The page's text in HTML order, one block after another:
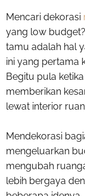
Mencari dekorasi
yang low
tamu adalah hal
ini yang pertama
Begitu pula
memberikan
lewat interior
Mendekorasi
mengeluarkan
mengubah
lebih bergaya